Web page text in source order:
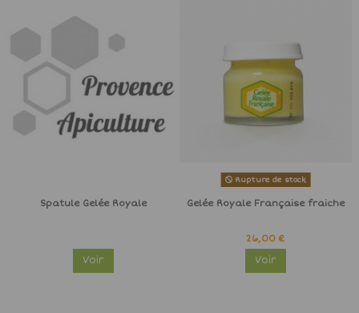
Spatule Gelée Royale
Voir
Rupture de stock
Gelée Royale Française fraiche
26,00 €
Voir